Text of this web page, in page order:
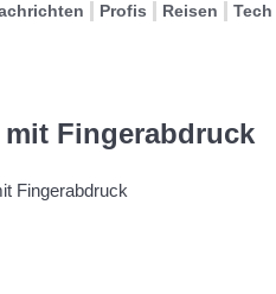
Profis Reisen Tech
Fingerabdruck